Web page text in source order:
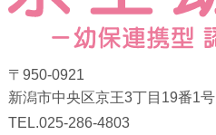
〒950-0921
新潟市中央区京王3丁目19番1号
TEL.025-286-4803